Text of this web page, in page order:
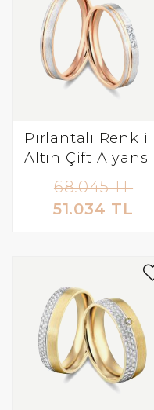
Pırlantalı Renkli
Altın Çift Alyans
68.045 TL
51.034 TL